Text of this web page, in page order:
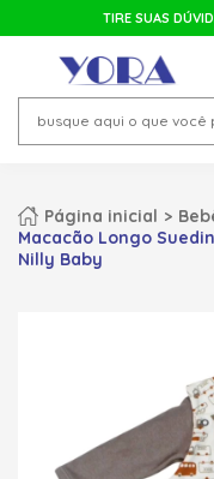
TIRE SUAS
Página inicial
Macacão Longo
Nilly Baby